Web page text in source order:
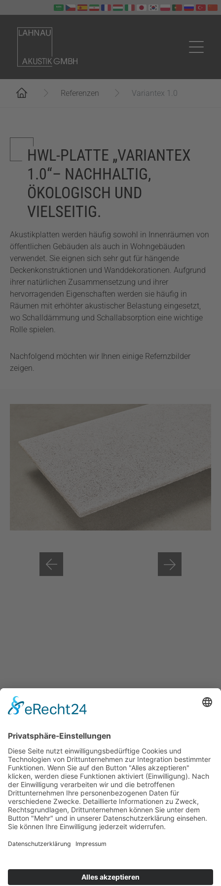
Referenzen
Variantex 1.0
HWL-PLATTE „VARIANTEX
1.0“– NACHHALTIG,
ÖKOLOGISCH UND
VIELSEITIG.
Akustikplatten werden häufig sowohl in Innenräumen von
öffentlichen Gebäuden als auch in Wohngebäuden
verwendet. Sie eignen sich sehr gut für hängende
Deckenkonstruktionen und Wanddekorationen. Aufgrund
ihrer natürlichen Zusammensetzung und ihrer
hervorragenden Eigenschaften werden sie häufig in
Räumen mit erhöhter akustischer Belastung eingesetzt,
wo Schalldämmung und Schallabsorption eine wichtige
Rolle spielen.
Nachfolgend möchten wir Ihnen einige Refernzbilder
zeigen.
Infopoint
Social Media
Impressum
Datenschutz